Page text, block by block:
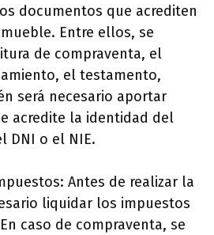
documentos que acrediten
Entre ellos, se
de compraventa, el
el testamento,
será necesario aportar
acredite la identidad del
DNI o el NIE.
Antes de realizar la
liquidar los impuestos
caso de compraventa, se